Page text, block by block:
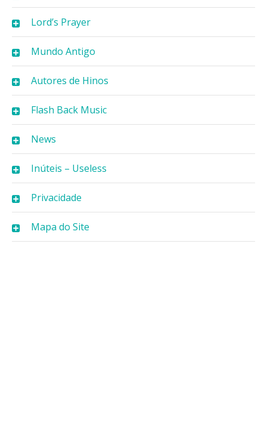
Lord’s Prayer
Mundo Antigo
Autores de Hinos
Flash Back Music
News
Inúteis – Useless
Privacidade
Mapa do Site